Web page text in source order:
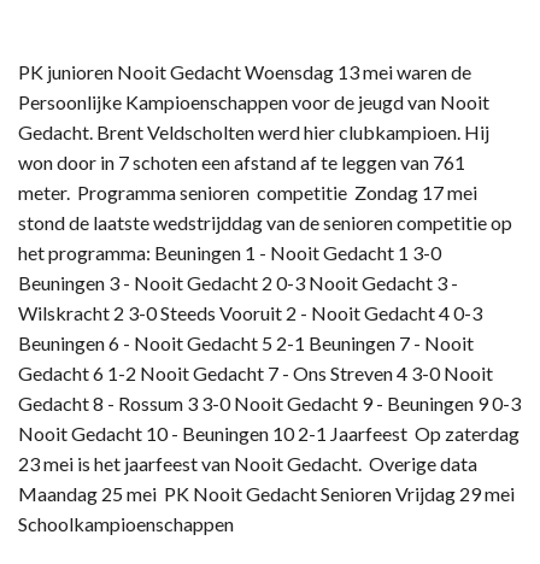
PK junioren Nooit Gedacht Woensdag 13 mei waren de
Persoonlijke Kampioenschappen voor de jeugd van Nooit
Gedacht. Brent Veldscholten werd hier clubkampioen. Hij
won door in 7 schoten een afstand af te leggen van 761
meter. Programma senioren competitie Zondag 17 mei
stond de laatste wedstrijddag van de senioren competitie op
het programma: Beuningen 1 - Nooit Gedacht 1 3-0
Beuningen 3 - Nooit Gedacht 2 0-3 Nooit Gedacht 3 -
Wilskracht 2 3-0 Steeds Vooruit 2 - Nooit Gedacht 4 0-3
Beuningen 6 - Nooit Gedacht 5 2-1 Beuningen 7 - Nooit
Gedacht 6 1-2 Nooit Gedacht 7 - Ons Streven 4 3-0 Nooit
Gedacht 8 - Rossum 3 3-0 Nooit Gedacht 9 - Beuningen 9 0-3
Nooit Gedacht 10 - Beuningen 10 2-1 Jaarfeest Op zaterdag
23 mei is het jaarfeest van Nooit Gedacht. Overige data
Maandag 25 mei PK Nooit Gedacht Senioren Vrijdag 29 mei
Schoolkampioenschappen